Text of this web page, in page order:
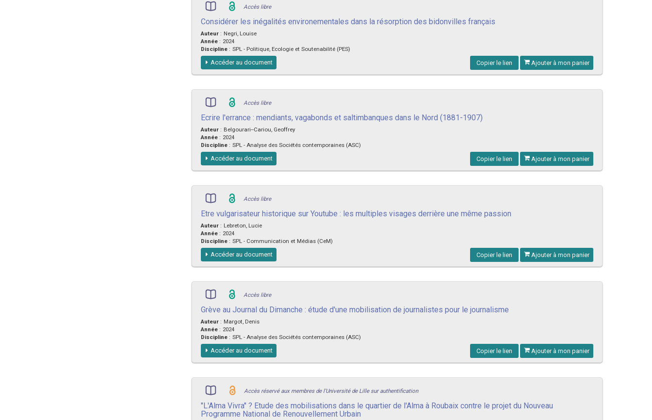
Accès libre
Considérer les inégalités environementales dans la résorption des bidonvilles français
Auteur : Negri, Louise
Année : 2024
Discipline : SPL - Politique, Ecologie et Soutenabilité (PES)
Copier le lien Ajouter à mon panier
Accéder au document
Accès libre
Ecrire l'errance : mendiants, vagabonds et saltimbanques dans le Nord (1881-1907)
Auteur : Belgourari--Cariou, Geoffrey
Année : 2024
Discipline : SPL - Analyse des Sociétés contemporaines (ASC)
Copier le lien Ajouter à mon panier
Accéder au document
Accès libre
Etre vulgarisateur historique sur Youtube : les multiples visages derrière une même passion
Auteur : Lebreton, Lucie
Année : 2024
Discipline : SPL - Communication et Médias (CeM)
Copier le lien Ajouter à mon panier
Accéder au document
Accès libre
Grève au Journal du Dimanche : étude d'une mobilisation de journalistes pour le journalisme
Auteur : Margot, Denis
Année : 2024
Discipline : SPL - Analyse des Sociétés contemporaines (ASC)
Copier le lien Ajouter à mon panier
Accéder au document
Accès réservé aux membres de l'Université de Lille sur authentification
"L'Alma Vivra" ? Etude des mobilisations dans le quartier de l'Alma à Roubaix contre le projet du Nouveau
Programme National de Renouvellement Urbain